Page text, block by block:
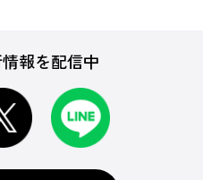
報を配信中